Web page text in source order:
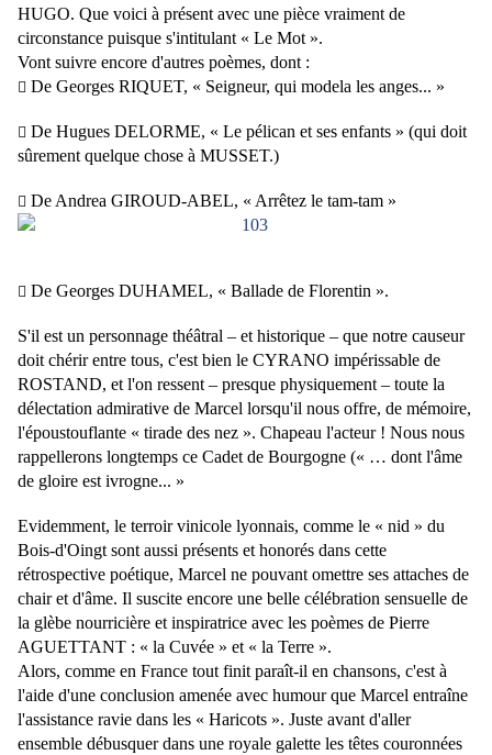
HUGO. Que voici à présent avec une pièce vraiment de
circonstance puisque s'intitulant « Le Mot ».
Vont suivre encore d'autres poèmes, dont :
 De Georges RIQUET, « Seigneur, qui modela les anges... »
 De Hugues DELORME, « Le pélican et ses enfants » (qui doit
sûrement quelque chose à MUSSET.)
 De Andrea GIROUD-ABEL, « Arrêtez le tam-tam »
 De Georges DUHAMEL, « Ballade de Florentin ».
S'il est un personnage théâtral – et historique – que notre causeur
doit chérir entre tous, c'est bien le CYRANO impérissable de
ROSTAND, et l'on ressent – presque physiquement – toute la
délectation admirative de Marcel lorsqu'il nous offre, de mémoire,
l'époustouflante « tirade des nez ». Chapeau l'acteur ! Nous nous
rappellerons longtemps ce Cadet de Bourgogne (« … dont l'âme
de gloire est ivrogne... »
Evidemment, le terroir vinicole lyonnais, comme le « nid » du
Bois-d'Oingt sont aussi présents et honorés dans cette
rétrospective poétique, Marcel ne pouvant omettre ses attaches de
chair et d'âme. Il suscite encore une belle célébration sensuelle de
la glèbe nourricière et inspiratrice avec les poèmes de Pierre
AGUETTANT : « la Cuvée » et « la Terre ».
Alors, comme en France tout finit paraît-il en chansons, c'est à
l'aide d'une conclusion amenée avec humour que Marcel entraîne
l'assistance ravie dans les « Haricots ». Juste avant d'aller
ensemble débusquer dans une royale galette les têtes couronnées